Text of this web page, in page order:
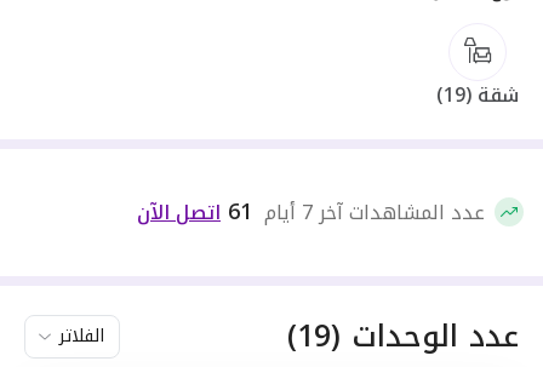
شقة(
19
)
عدد المشاهدات آخر 7 أيام 61 اتصل الآن
عدد الوحدات (
19
) الفلاتر